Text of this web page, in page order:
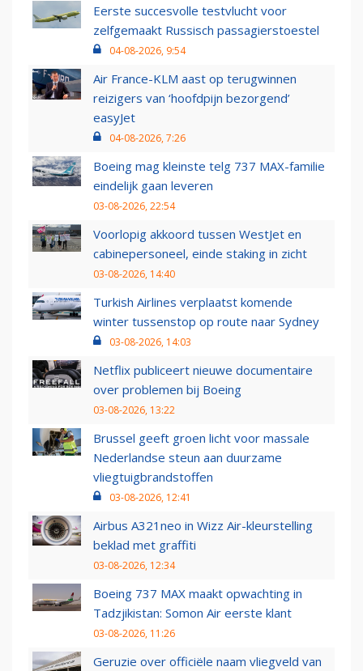
Eerste succesvolle testvlucht voor
zelfgemaakt Russisch passagierstoestel
04-08-2026, 9:54
Air France-KLM aast op terugwinnen
reizigers van ‘hoofdpijn bezorgend’
easyJet
04-08-2026, 7:26
Boeing mag kleinste telg 737 MAX-familie
eindelijk gaan leveren
03-08-2026, 22:54
Voorlopig akkoord tussen WestJet en
cabinepersoneel, einde staking in zicht
03-08-2026, 14:40
Turkish Airlines verplaatst komende
winter tussenstop op route naar Sydney
03-08-2026, 14:03
Netflix publiceert nieuwe documentaire
over problemen bij Boeing
03-08-2026, 13:22
Brussel geeft groen licht voor massale
Nederlandse steun aan duurzame
vliegtuigbrandstoffen
03-08-2026, 12:41
Airbus A321neo in Wizz Air-kleurstelling
beklad met graffiti
03-08-2026, 12:34
Boeing 737 MAX maakt opwachting in
Tadzjikistan: Somon Air eerste klant
03-08-2026, 11:26
Geruzie over officiële naam vliegveld van